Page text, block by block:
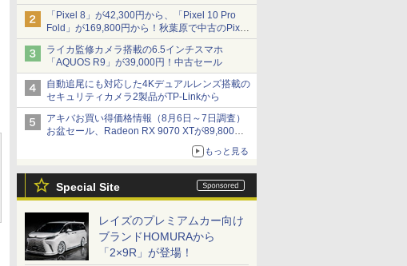
ム」
「Pixel 8」が42,300円から、「Pixel 10 Pro
Fold」が169,800円から！秋葉原で中古のPixel
シリーズがお買い得
ライカ監修カメラ搭載の6.5インチスマホ
「AQUOS R9」が39,000円！中古セール
自動追尾にも対応した4Kデュアルレンズ搭載の
セキュリティカメラ2製品がTP-Linkから
アキバお買い得価格情報（8月6日～7日調査）
お盆セール、Radeon RX 9070 XTが89,800
円、水平周波数24.8kHz対応の17型モニターが
9,801円、暑さ指数連動セール ほか
もっと見る
Special Site
レイズのプレミアムカー向け
ブランドHOMURAから
「2×9R」が登場！